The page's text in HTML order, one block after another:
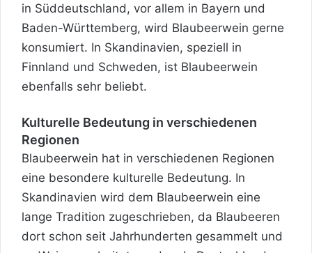
in Süddeutschland, vor allem in Bayern und
Baden-Württemberg, wird Blaubeerwein gerne
konsumiert. In Skandinavien, speziell in
Finnland und Schweden, ist Blaubeerwein
ebenfalls sehr beliebt.
Kulturelle Bedeutung in verschiedenen
Regionen
Blaubeerwein hat in verschiedenen Regionen
eine besondere kulturelle Bedeutung. In
Skandinavien wird dem Blaubeerwein eine
lange Tradition zugeschrieben, da Blaubeeren
dort schon seit Jahrhunderten gesammelt und